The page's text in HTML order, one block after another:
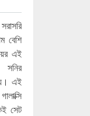
বেশি
এই
সনির
এই
সেট